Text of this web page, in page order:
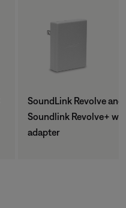
SoundLink Revolve and
Soundlink Revolve+
adapter